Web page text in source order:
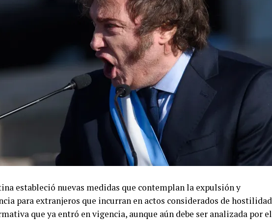
estableció nuevas medidas que contemplan la expulsión y
para extranjeros que incurran en actos considerados de hostilidad
que ya entró en vigencia, aunque aún debe ser analizada por el